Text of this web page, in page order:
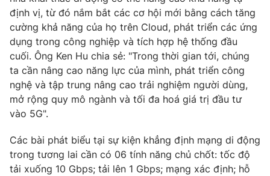
Thị trường 24h Tấm lòng Việt
VTV4 Vươn mình bằng AI
VTV9 VTV8
định vị, từ đó nắm bắt các cơ hội mới bằng cách tăng
cường khả năng của họ trên Cloud, phát triển các ứng
dụng trong công nghiệp và tích hợp hệ thống đầu
cuối. Ông Ken Hu chia sẻ: "Trong thời gian tới, chúng
ta cần nâng cao năng lực của mình, phát triển công
nghệ và tập trung nâng cao trải nghiệm người dùng,
mở rộng quy mô ngành và tối đa hoá giá trị đầu tư
vào 5G".
Các bài phát biểu tại sự kiện khẳng định mạng di động
trong tương lai cần có 06 tính năng chủ chốt: tốc độ
tải xuống 10 Gbps; tải lên 1 Gbps; mạng xác định; hỗ